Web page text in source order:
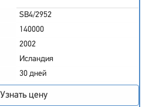
SB4/2952
140000
2002
Исландия
30 дней
Узнать цену